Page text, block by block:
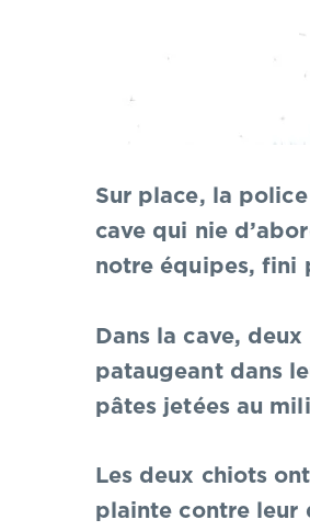
Sur place, la
cave qui nie
notre équipes, fini
Dans la cave,
pataugeant dans
pâtes jetées au
Les deux chiots
plainte contre leur